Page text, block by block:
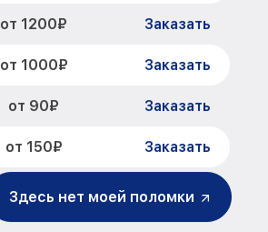
от 1200₽ Заказать
от 1000₽ Заказать
от 90₽ Заказать
от 150₽ Заказать
Здесь нет моей поломки